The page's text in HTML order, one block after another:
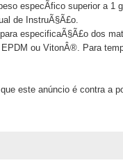
especÃ­fico superior a 1
de InstruÃ§Ã£o.
especificaÃ§Ã£o dos
ou VitonÂ®. Para
este anúncio é contra a